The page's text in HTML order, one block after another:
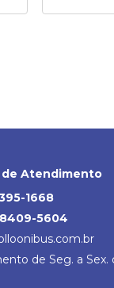
de Atendimento
1668
5604
de Seg. a Sex.